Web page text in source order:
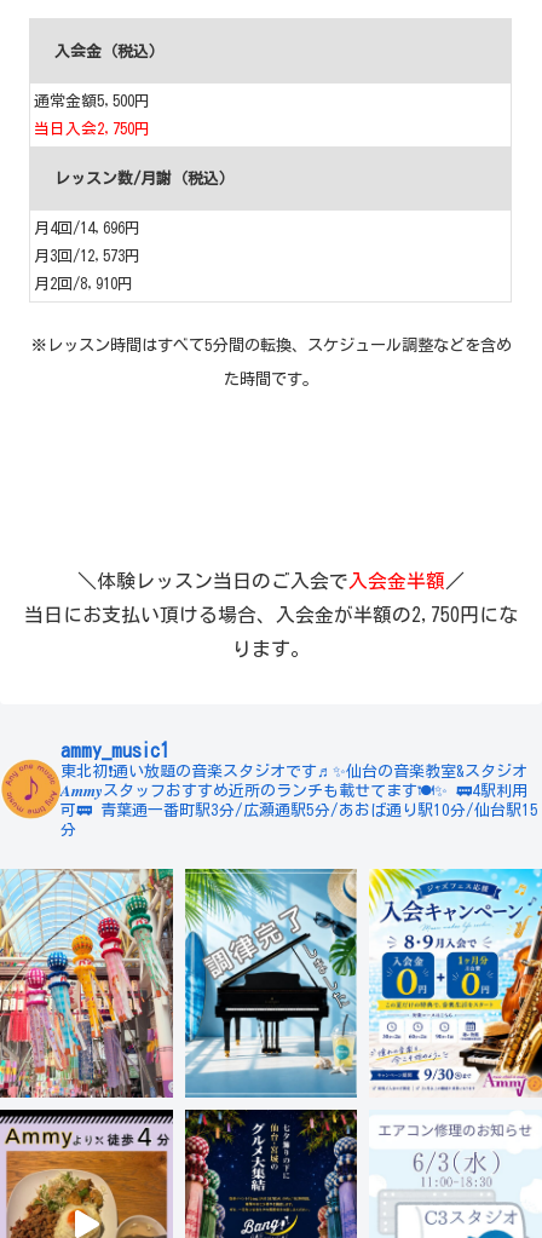
入会金（税込）
通常金額5,500円
当日入会2,750円
レッスン数/月謝（税込）
月4回/14,696円
月3回/12,573円
月2回/8,910円
※レッスン時間はすべて5分間の転換、スケジュール調整などを含め
た時間です。
＼体験レッスン当日のご入会で 入会金半額 ／
当日にお支払い頂ける場合、入会金が半額の2,750円にな
ります。
ammy_music1
東北初❗️通い放題の音楽スタジオです♬✨仙台の音楽教室&スタジオ
𝑨𝒎𝒎𝒚スタッフおすすめ近所のランチも載せてます🍽✨ 🚃4駅利用
可🚃 青葉通一番町駅3分/広瀬通駅5分/あおば通り駅10分/仙台駅15
分